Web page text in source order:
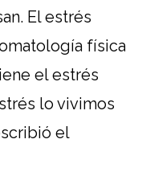
El estrés
física
el estrés
lo vivimos
el